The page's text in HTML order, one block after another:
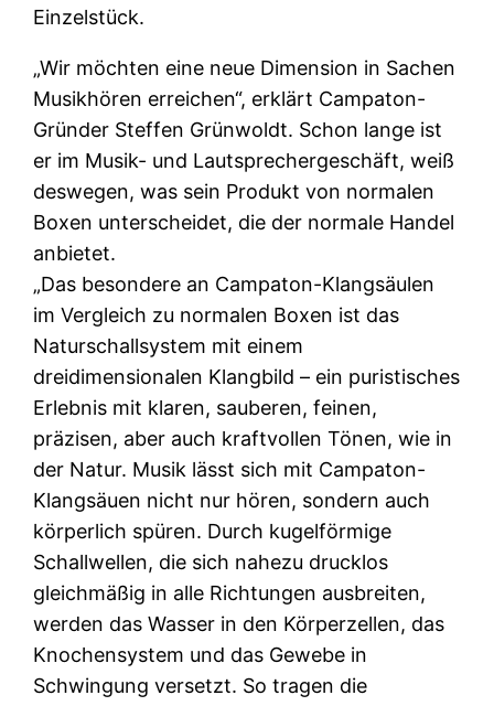
Einzelstück.
„Wir möchten eine neue Dimension in Sachen
Musikhören erreichen“, erklärt Campaton-
Gründer Steffen Grünwoldt. Schon lange ist
er im Musik- und Lautsprechergeschäft, weiß
deswegen, was sein Produkt von normalen
Boxen unterscheidet, die der normale Handel
anbietet.
„Das besondere an Campaton-Klangsäulen
im Vergleich zu normalen Boxen ist das
Naturschallsystem mit einem
dreidimensionalen Klangbild – ein puristisches
Erlebnis mit klaren, sauberen, feinen,
präzisen, aber auch kraftvollen Tönen, wie in
der Natur. Musik lässt sich mit Campaton-
Klangsäuen nicht nur hören, sondern auch
körperlich spüren. Durch kugelförmige
Schallwellen, die sich nahezu drucklos
gleichmäßig in alle Richtungen ausbreiten,
werden das Wasser in den Körperzellen, das
Knochensystem und das Gewebe in
Schwingung versetzt. So tragen die